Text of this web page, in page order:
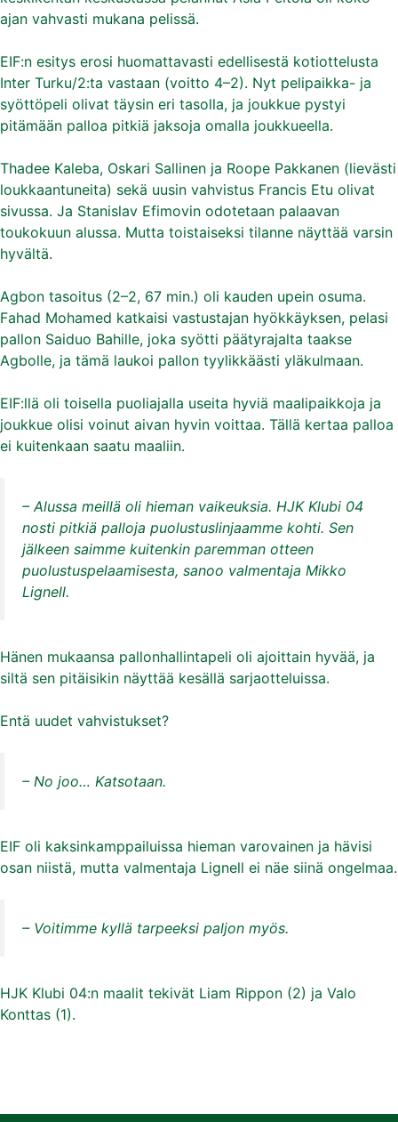
ajan vahvasti mukana pelissä.
EIF:n esitys erosi huomattavasti edellisestä kotiottelusta
Inter Turku/2:ta vastaan (voitto 4–2). Nyt pelipaikka- ja
syöttöpeli olivat täysin eri tasolla, ja joukkue pystyi
pitämään palloa pitkiä jaksoja omalla joukkueella.
Thadee Kaleba, Oskari Sallinen ja Roope Pakkanen (lievästi
loukkaantuneita) sekä uusin vahvistus Francis Etu olivat
sivussa. Ja Stanislav Efimovin odotetaan palaavan
toukokuun alussa. Mutta toistaiseksi tilanne näyttää varsin
hyvältä.
Agbon tasoitus (2–2, 67 min.) oli kauden upein osuma.
Fahad Mohamed katkaisi vastustajan hyökkäyksen, pelasi
pallon Saiduo Bahille, joka syötti päätyrajalta taakse
Agbolle, ja tämä laukoi pallon tyylikkäästi yläkulmaan.
EIF:llä oli toisella puoliajalla useita hyviä maalipaikkoja ja
joukkue olisi voinut aivan hyvin voittaa. Tällä kertaa palloa
ei kuitenkaan saatu maaliin.
– Alussa meillä oli hieman vaikeuksia. HJK Klubi 04
nosti pitkiä palloja puolustuslinjaamme kohti. Sen
jälkeen saimme kuitenkin paremman otteen
puolustuspelaamisesta, sanoo valmentaja Mikko
Lignell.
Hänen mukaansa pallonhallintapeli oli ajoittain hyvää, ja
siltä sen pitäisikin näyttää kesällä sarjaotteluissa.
Entä uudet vahvistukset?
– No joo… Katsotaan.
EIF oli kaksinkamppailuissa hieman varovainen ja hävisi
osan niistä, mutta valmentaja Lignell ei näe siinä ongelmaa.
– Voitimme kyllä tarpeeksi paljon myös.
HJK Klubi 04:n maalit tekivät Liam Rippon (2) ja Valo
Konttas (1).